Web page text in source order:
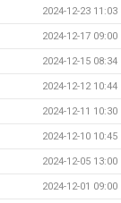
2024-12-23 11:03
2024-12-17 09:00
2024-12-15 08:34
2024-12-12 10:44
2024-12-11 10:30
2024-12-10 10:45
2024-12-05 13:00
2024-12-01 09:00